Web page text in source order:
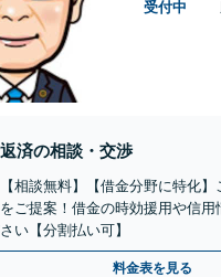
受付中
済の相談・交渉
【相談無料】【借金分野に特化
ご提案！借金の時効援用や信用
い【分割払い可】
料金表を見る